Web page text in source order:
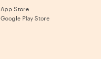
App Store
Google Play Store